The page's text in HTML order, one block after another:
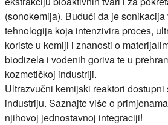
(sonokemija). Budući da je
tehnologija koja intenzivira proces,
koriste u kemiji i znanosti o
biodizela i vodenih goriva te u
kozmetičkoj industriji.
Ultrazvučni kemijski reaktori
industriju. Saznajte više o
njihovoj jednostavnoj integraciji!